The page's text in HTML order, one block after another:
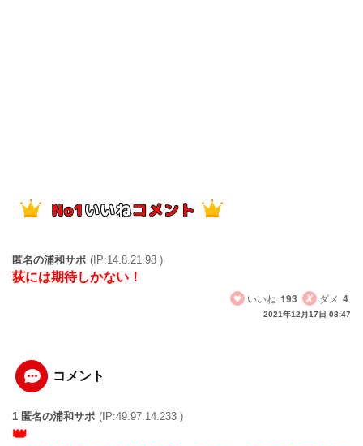
匿名の浦和サポ (IP:14.8.21.98 )
荻には期待しかない！
いいね 193 ダメ 4
2021年12月17日 08:47
コメント
1 匿名の浦和サポ (IP:49.97.14.233 )